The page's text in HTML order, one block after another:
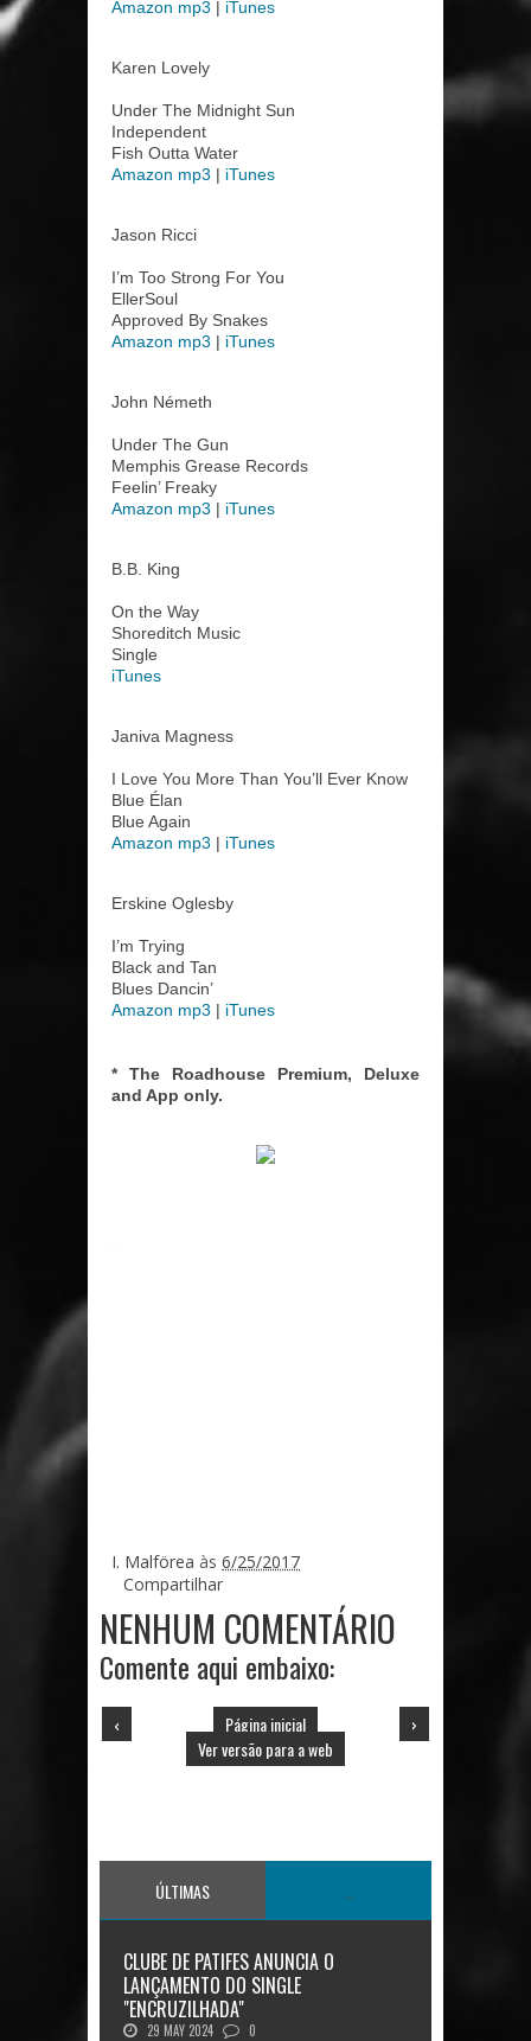
Amazon mp3 | iTunes
Karen Lovely
Under The Midnight Sun
Independent
Fish Outta Water
Amazon mp3 | iTunes
Jason Ricci
I’m Too Strong For You
EllerSoul
Approved By Snakes
Amazon mp3 | iTunes
John Németh
Under The Gun
Memphis Grease Records
Feelin’ Freaky
Amazon mp3 | iTunes
B.B. King
On the Way
Shoreditch Music
Single
iTunes
Janiva Magness
I Love You More Than You’ll Ever Know
Blue Élan
Blue Again
Amazon mp3 | iTunes
Erskine Oglesby
I’m Trying
Black and Tan
Blues Dancin’
Amazon mp3 | iTunes
* The Roadhouse Premium, Deluxe
and App only.
I. Malförea às 6/25/2017
Compartilhar
NENHUM COMENTÁRIO
Comente aqui embaixo:
‹ ›
Página inicial
Ver versão para a web
ÚLTIMAS
CLUBE DE PATIFES ANUNCIA O
LANÇAMENTO DO SINGLE
"ENCRUZILHADA"
29 MAY 2024 0